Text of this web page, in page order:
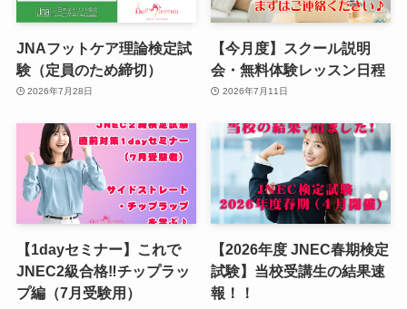
JNAフットケア理論検定試
験（定員のため締切）
2026年7月28日
【今月度】スクール説明
会・無料体験レッスン日程
2026年7月11日
【1dayセミナー】これで
JNEC2級合格‼︎チップラッ
プ編（7月受験用）
【2026年度 JNEC春期検定
試験】当校受講生の結果速
報！！